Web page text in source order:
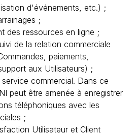
d'événements, etc.) ;
;
des ressources en ligne ;
de la relation commerciale
paiements,
aux Utilisateurs) ;
commercial. Dans ce
peut être amenée à enregistrer
téléphoniques avec les
;
Utilisateur et Client